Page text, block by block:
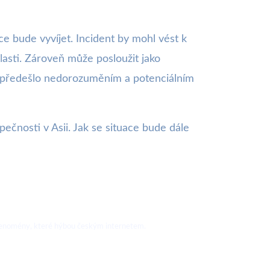
bude vyvíjet. Incident by mohl vést k
Zároveň může posloužit jako
nedorozuměním a potenciálním
v Asii. Jak se situace bude dále